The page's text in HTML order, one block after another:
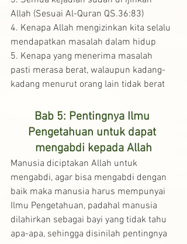
Allah (Sesuai Al-Quran QS.36:83)
4. Kenapa Allah mengizinkan kita selalu
mendapatkan masalah dalam hidup
5. Kenapa yang menerima masalah
pasti merasa berat, walaupun kadang-
kadang menurut orang lain tidak berat
Bab 5: Pentingnya Ilmu
Pengetahuan untuk dapat
mengabdi kepada Allah
Manusia diciptakan Allah untuk
mengabdi, agar bisa mengabdi dengan
baik maka manusia harus mempunyai
Ilmu Pengetahuan, padahal manusia
dilahirkan sebagai bayi yang tidak tahu
apa-apa, sehingga disinilah pentingnya